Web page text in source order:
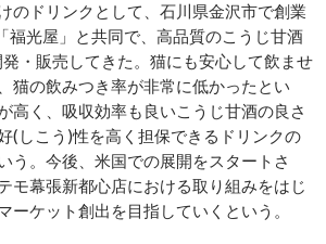
のドリンクとして、石川県金沢市で創業
福光屋」と共同で、高品質のこうじ甘酒
発・販売してきた。猫にも安心して飲ませ
猫の飲みつき率が非常に低かったとい
高く、吸収効率も良いこうじ甘酒の良さ
(しこう)性を高く担保できるドリンクの
う。今後、米国での展開をスタートさ
モ幕張新都心店における取り組みをはじ
ーケット創出を目指していくという。